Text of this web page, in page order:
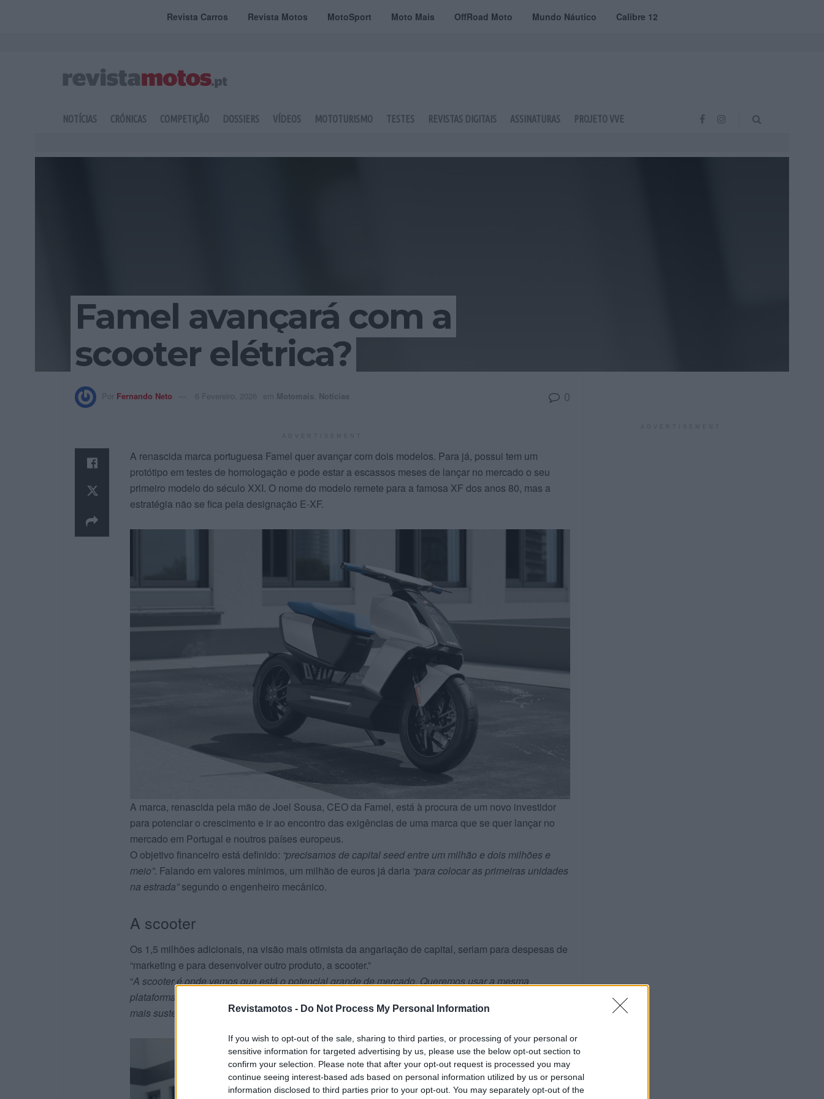
Revistamotos - Do Not Process My Personal Information
If you wish to opt-out of the sale, sharing to third parties, or processing of your personal or
sensitive information for targeted advertising by us, please use the below opt-out section to
confirm your selection. Please note that after your opt-out request is processed you may
continue seeing interest-based ads based on personal information utilized by us or personal
information disclosed to third parties prior to your opt-out. You may separately opt-out of the
Revista Carros Revista Motos MotoSport Moto Mais OffRoad Moto Mundo Náutico Calibre 12
NOTÍCIAS CRÓNICAS COMPETIÇÃO DOSSIERS VÍDEOS MOTOTURISMO TESTES REVISTAS DIGITAIS ASSINATURAS PROJETO VVE
Famel avançará com a
scooter elétrica?
Por Fernando Neto 6 Fevereiro, 2026 em Motomais Notícias 0
A renascida marca portuguesa Famel quer avançar com dois modelos. Para já, possui tem um
protótipo em testes de homologação e pode estar a escassos meses de lançar no mercado o seu
primeiro modelo do século XXI. O nome do modelo remete para a famosa XF dos anos 80, mas a
estratégia não se fica pela designação E-XF.
A marca, renascida pela mão de Joel Sousa, CEO da Famel, está à procura de um novo investidor
para potenciar o crescimento e ir ao encontro das exigências de uma marca que se quer lançar no
mercado em Portugal e noutros países europeus.
O objetivo financeiro está definido: “precisamos de capital seed entre um milhão e dois milhões e
meio”. Falando em valores mínimos, um milhão de euros já daria “para colocar as primeiras unidades
na estrada”segundo o engenheiro mecânico.
A scooter
Os 1,5 milhões adicionais, na visão mais otimista da angariação de capital, seriam para despesas de
“marketing e para desenvolver outro produto, a scooter.”
“A scooter é onde vemos que está o potencial grande de mercado. Queremos usar a mesma
plataforma para colocar na scooter, aumentar a escala e aumentar a margem, para tornar o negócio
mais sustentável”.